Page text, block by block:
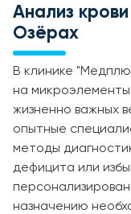
Анализ
Озёрах
В клинике
на
жизненно важных
опытные
методы
дефицита или
назначению